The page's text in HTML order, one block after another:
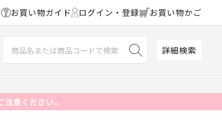
お買い物ガイド ログイン・登録 お買い物かご
詳細検索
意ください。